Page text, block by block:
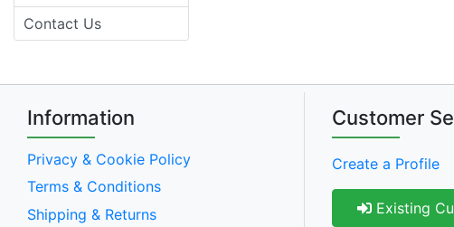
Contact Us
Information
Privacy & Cookie Policy
Terms & Conditions
Shipping & Returns
Customer
Create a Profile
Existing